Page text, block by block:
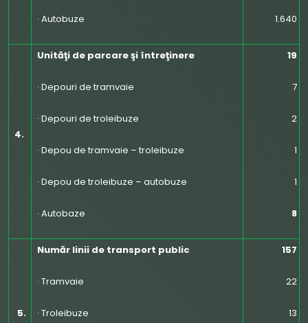
· Autobuze 1.640
4.
Unităţi de parcare şi întreţinere
· Depouri de tramvaie
· Depouri de troleibuze
· Depou de tramvaie – troleibuze
· Depou de troleibuze – autobuze
· Autobaze
19
7
2
1
1
8
5.
Număr linii de transport public
· Tramvaie
· Troleibuze
157
22
13